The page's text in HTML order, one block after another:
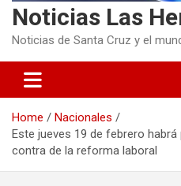
Noticias Las
Noticias de Santa Cruz y el
Home
Nacionales
Este jueves 19 de febrero habrá
contra de la reforma laboral